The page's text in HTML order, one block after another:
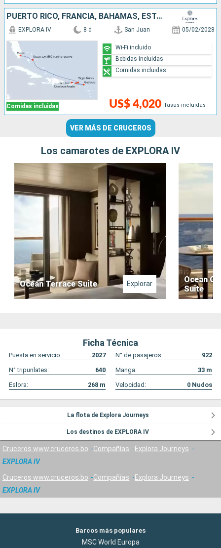
PUERTO RICO, FRANCIA, BAHAMAS, ESTADOS UNIDOS
Comidas incluidas
EXPLORA IV 8 d San Juan 05/02/2028
US$ 4,020 Tasas incluidas
Wi-Fi incluido
Bebidas Incluidas
Comidas incluidas
VER MÁS DE CRUCEROS
Los camarotes de EXPLORA IV
Ocean Terrace Suite Explorar
Ocean
Suite
Ficha Técnica
Puesta en servicio: 2027 N° de pasajeros:
922
N° tripunlates:
640 Manga: 33 m
Eslora:
268 m Velocidad: 0 Nudos
La flota de Explora Journeys
Los destinos de EXPLORA IV
Cruceros www.cruceros.bo Compañías
Explora Journeys
EXPLORA IV
Cruceros www.cruceros.bo Compañías
Explora Journeys
EXPLORA IV
Barcos más populares
MSC World Europa